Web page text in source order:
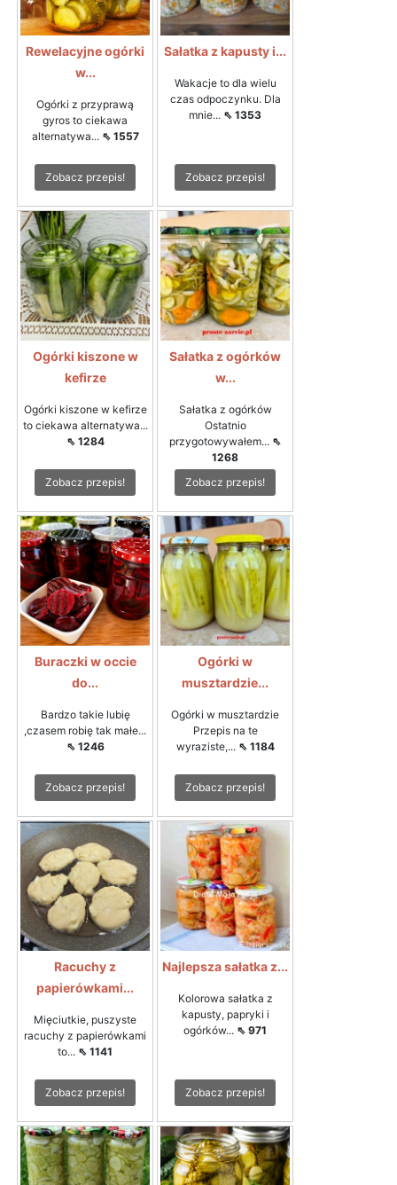
Rewelacyjne ogórki
w...
Ogórki z przyprawą
gyros to ciekawa
alternatywa... ⇖ 1557
Zobacz przepis!
Sałatka z kapusty i...
Wakacje to dla wielu
czas odpoczynku. Dla
mnie... ⇖ 1353
Zobacz przepis!
Ogórki kiszone w
kefirze
Ogórki kiszone w kefirze
to ciekawa alternatywa...
⇖ 1284
Zobacz przepis!
Sałatka z ogórków
w...
Sałatka z ogórków
Ostatnio
przygotowywałem... ⇖
1268
Zobacz przepis!
Buraczki w occie
do...
Bardzo takie lubię
,czasem robię tak małe...
⇖ 1246
Zobacz przepis!
Ogórki w
musztardzie...
Ogórki w musztardzie
Przepis na te
wyraziste,... ⇖ 1184
Zobacz przepis!
Racuchy z
papierówkami...
Mięciutkie, puszyste
racuchy z papierówkami
to... ⇖ 1141
Zobacz przepis!
Najlepsza sałatka z...
Kolorowa sałatka z
kapusty, papryki i
ogórków... ⇖ 971
Zobacz przepis!